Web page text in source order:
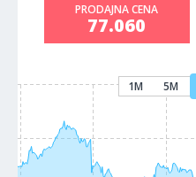
PRODAJNA CENA
77.060
1M 5M